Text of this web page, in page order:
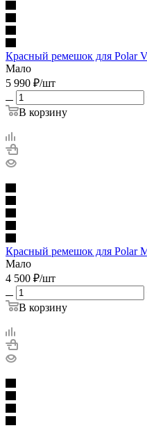
Красный ремешок для Polar
Мало
5 990 ₽/шт
В корзину
Красный ремешок для Polar
Мало
4 500 ₽/шт
В корзину